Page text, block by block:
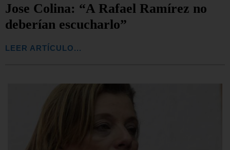
Jose Colina: “A Rafael Ramírez no
deberían escucharlo”
LEER ARTÍCULO...